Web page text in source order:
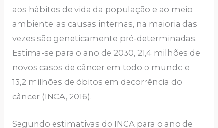
aos hábitos de vida da população e ao meio
ambiente, as causas internas, na maioria das
vezes são geneticamente pré-determinadas.
Estima-se para o ano de 2030, 21,4 milhões de
novos casos de câncer em todo o mundo e
13,2 milhões de óbitos em decorrência do
câncer (INCA, 2016).
Segundo estimativas do INCA para o ano de